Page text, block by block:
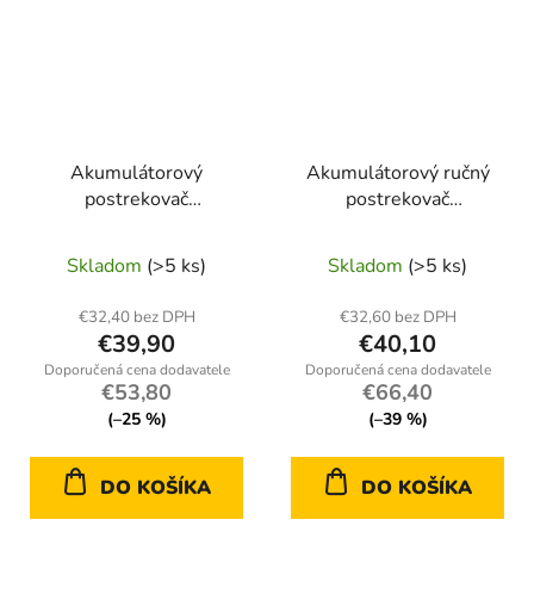
Akumulátorový
postrekovač
8KA 8 l – akumulátor
12 V / 2 Ah
Skladom (>5 ks)
€32,40 bez DPH
€39,90
€53,80
(–25 %)
DO KOŠÍKA
Akumulátorový ručný
postrekovač
/ 8 Ah)
Skladom (>5 ks)
€32,60 bez DPH
€40,10
€66,40
(–39 %)
DO KOŠÍKA